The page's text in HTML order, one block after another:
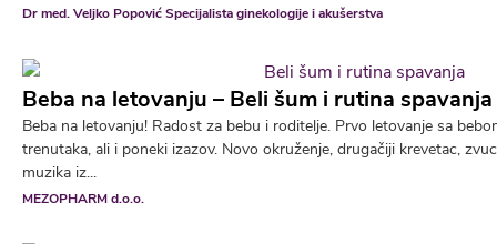
Dr med. Veljko Popović Specijalista ginekologije i akušerstva
Beba na letovanju – Beli šum i rutina
Beba na letovanju! Radost za bebu i roditelje. Prvo letovanje sa
trenutaka, ali i poneki izazov. Novo okruženje, drugačiji krevetac,
muzika iz...
MEZOPHARM d.o.o.